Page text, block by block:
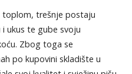
toplom, trešnje postaju
ukus te gube svoju
Zbog toga se
po kupovini skladište u